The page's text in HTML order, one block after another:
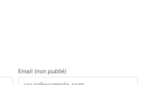
Email (non publié)